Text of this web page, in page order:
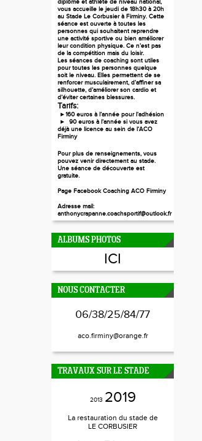
diplômé et athlète de niveau national,
vous accueille le jeudi de 18h30 à 20h
au Stade Le Corbusier à Firminy. Cette
séance est ouverte à toutes les
personnes qui souhaitent reprendre
une activité sportive ou bien améliorer
leur condition physique. Ce n’est pas
de la compétition mais du loisir.
Les séances de coaching sont utiles
pour toutes les personnes quelque
soit le niveau. Elles permettent de se
renforcer musculairement, d’affiner sa
silhouette, d’améliorer son cardio et
d’éviter certaines blessures.
Tarifs:
►160 euros à l’année pour l’adhésion
► 90 euros à l’année si vous avez
déjà une licence au sein de l’ACO
Firminy
Pour plus de renseignements, vous
pouvez venir directement au stade.
Une séance de découverte est
gratuite.
Page Facebook Coaching ACO Firminy
Adresse mail:
anthonycrapanne.coachsportif@outlook.fr
ALBUMS PHOTOS
ICI
NOUS CONTACTER
06/38/25/84/77
aco.firminy@orange.fr
TRAVAUX SUR LE STADE
2013 2019
La restauration du stade de
LE CORBUSIER